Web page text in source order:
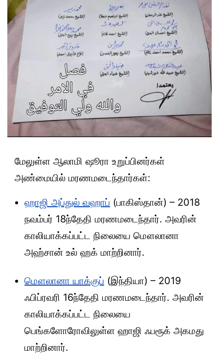
மேலுள்ள ஆலாமி ஷூரா உறுப்பினர்கள்
அண்மையில் மரணமடைந்தார்கள்:
ஹாஜி அப்துல் வஹாப் (பாகிஸ்தான்) – 2018
நவம்பர் 18ந்தேதி மரணமடைந்தார். அவரின்
காலியாக்கப்பட்ட நிலையை மௌலானா
அஹ்சான் உல் ஹக் மாற்றினார்.
மௌலானா யாக்குப் (இந்தியா) – 2019
ஃபிப்ரவரி 16ந்தேதி மரணமடைந்தார். அவரின்
காலியாக்கப்பட்ட நிலையை
பெங்களோரோவிலுள்ள ஹாஜி ஃபரூக் அகமது
மாற்றினார்.